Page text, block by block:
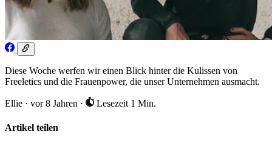
Diese Woche werfen wir einen Blick hinter die Kulissen von
Freeletics und die Frauenpower, die unser Unternehmen ausmacht.
Ellie · vor 8 Jahren · Lesezeit 1 Min.
Artikel teilen